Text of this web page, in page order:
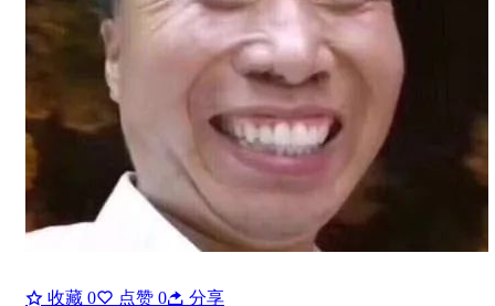
收藏 0 点赞 0 分享